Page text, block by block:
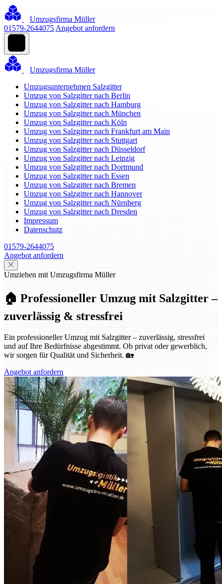
Umzugsfirma Müller
01579-2644075 Angebot anfordern
Umzugsfirma Müller
Umzugsunternehmen Salzgitter
Umzug von Salzgitter nach Berlin
Umzug von Salzgitter nach Hamburg
Umzug von Salzgitter nach München
Umzug von Salzgitter nach Köln
Umzug von Salzgitter nach Frankfurt am Main
Umzug von Salzgitter nach Stuttgart
Umzug von Salzgitter nach Düsseldorf
Umzug von Salzgitter nach Leipzig
Umzug von Salzgitter nach Dortmund
Umzug von Salzgitter nach Essen
Umzug von Salzgitter nach Bremen
Umzug von Salzgitter nach Hannover
Umzug von Salzgitter nach Nürnberg
Umzug von Salzgitter nach Dresden
Impressum
Datenschutz
01579-2644075
Angebot anfordern
Umziehen mit Umzugsfirma Müller
🏠 Professioneller Umzug mit Salzgitter –
zuverlässig & stressfrei
Ein professioneller Umzug mit Salzgitter – zuverlässig, stressfrei
und auf Ihre Bedürfnisse abgestimmt. Ob privat oder gewerblich,
wir sorgen für Qualität und Sicherheit. 🏡
Angebot anfordern